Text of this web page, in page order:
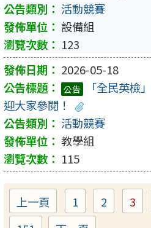
活動競賽
設備組
123
2026-05-18
公告
「全民英檢
迎大家參閱！
活動競賽
教學組
115
上一頁 Page
1 Page
2 3